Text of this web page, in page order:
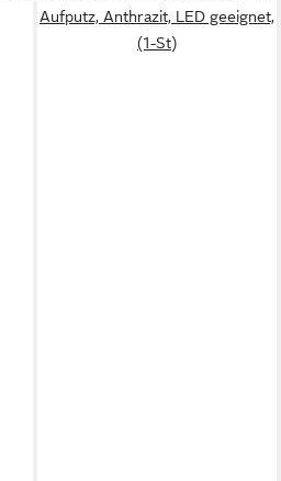
Aufputz, Anthrazit, LED geeignet,
(1-St)